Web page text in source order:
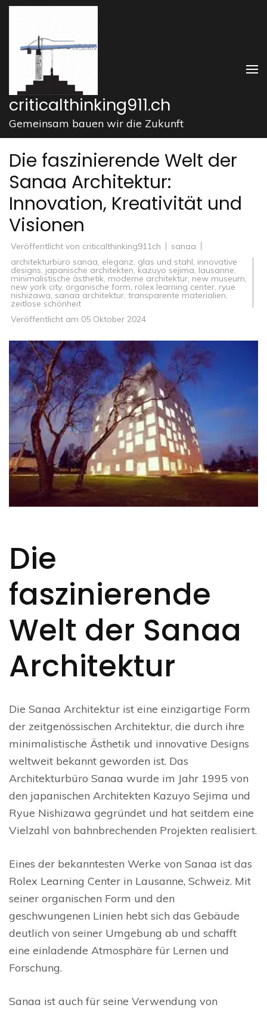
Zum
springen
drücken)
criticalthinking911.ch
Gemeinsam bauen wir die Zukunft
Die faszinierende Welt der
Sanaa Architektur:
Innovation, Kreativität und
Visionen
Veröffentlicht von criticalthinking911ch
sanaa
architekturbüro sanaa, eleganz, glas und stahl, innovative
designs, japanische architekten, kazuyo sejima, lausanne,
minimalistische ästhetik, moderne architektur, new museum,
new york city, organische form, rolex learning center, ryue
nishizawa, sanaa architektur, transparente materialien,
zeitlose schönheit
Veröffentlicht am 05 Oktober 2024
Die
faszinierende
Welt der Sanaa
Architektur
Die Sanaa Architektur ist eine einzigartige Form
der zeitgenössischen Architektur, die durch ihre
minimalistische Ästhetik und innovative Designs
weltweit bekannt geworden ist. Das
Architekturbüro Sanaa wurde im Jahr 1995 von
den japanischen Architekten Kazuyo Sejima und
Ryue Nishizawa gegründet und hat seitdem eine
Vielzahl von bahnbrechenden Projekten realisiert.
Eines der bekanntesten Werke von Sanaa ist das
Rolex Learning Center in Lausanne, Schweiz. Mit
seiner organischen Form und den
geschwungenen Linien hebt sich das Gebäude
deutlich von seiner Umgebung ab und schafft
eine einladende Atmosphäre für Lernen und
Forschung.
Sanaa ist auch für seine Verwendung von